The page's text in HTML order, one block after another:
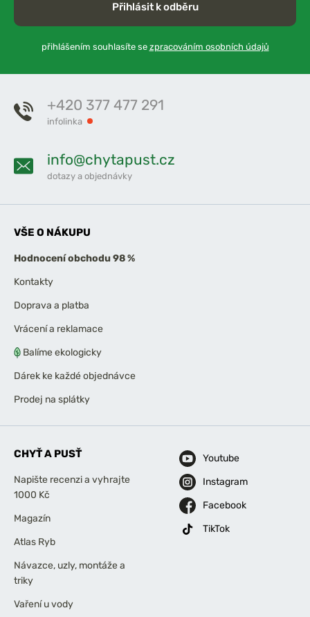
Přihlásit k odběru
přihlášením souhlasíte se zpracováním osobních údajů
+420 377 477 291
infolinka
info@chytapust.cz
dotazy a objednávky
VŠE O NÁKUPU
Hodnocení obchodu 98 %
Kontakty
Doprava a platba
Vrácení a reklamace
Balíme ekologicky
Dárek ke každé objednávce
Prodej na splátky
CHYŤ A PUSŤ
Napište recenzi a vyhrajte
1000 Kč
Magazín
Atlas Ryb
Návazce, uzly, montáže a
triky
Vaření u vody
Youtube
Instagram
Facebook
TikTok